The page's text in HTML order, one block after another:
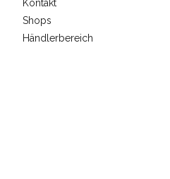
Kontakt
Shops
Händlerbereich